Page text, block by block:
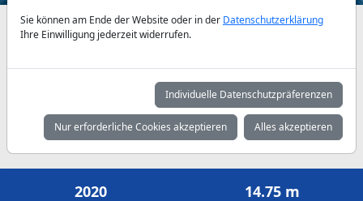
Verfügbarkeiten und Tagespreise nach Absprache
Mai Juni
2.725 €
Juli
2.725 €
August
2.725 €
September
2.725 €
Oktober
2.450 €
2020 14.75 m
Sie können am Ende der Website oder in der Datenschutzerklärung
Ihre Einwilligung jederzeit widerrufen.
Individuelle Datenschutzpräferenzen
Nur erforderliche Cookies akzeptieren Alles akzeptieren